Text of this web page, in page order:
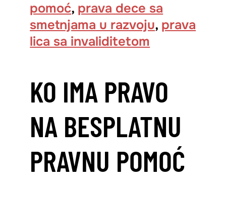
pomoć, prava dece sa
smetnjama u razvoju, prava
lica sa invaliditetom
KO IMA PRAVO
NA BESPLATNU
PRAVNU POMOĆ